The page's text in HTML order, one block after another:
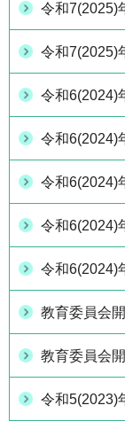
令和7(2025)
令和7(2025)
令和6(2024)
令和6(2024)
令和6(2024)
令和6(2024)
令和6(2024)
教育委員会
教育委員会
令和5(2023)